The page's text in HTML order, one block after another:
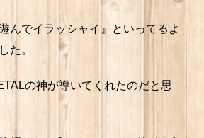
んでイラッシャイ』といってるよ
た。
の神が導いてくれたのだと思